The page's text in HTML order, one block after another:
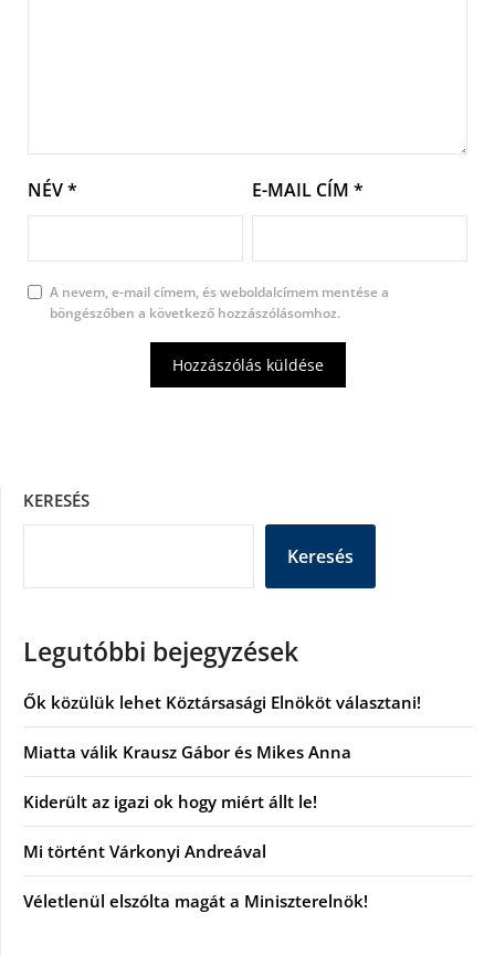
NÉV* E-MAIL CÍM *
A nevem, e-mail címem, és weboldalcímem mentése a
böngészőben a következő hozzászólásomhoz.
KERESÉS
Keresés
Legutóbbi bejegyzések
Ők közülük lehet Köztársasági Elnököt választani!
Miatta válik Krausz Gábor és Mikes Anna
Kiderült az igazi ok hogy miért állt le!
Mi történt Várkonyi Andreával
Véletlenül elszólta magát a Miniszterelnök!